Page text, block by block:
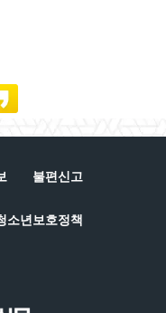
불편신고
소년보호정책